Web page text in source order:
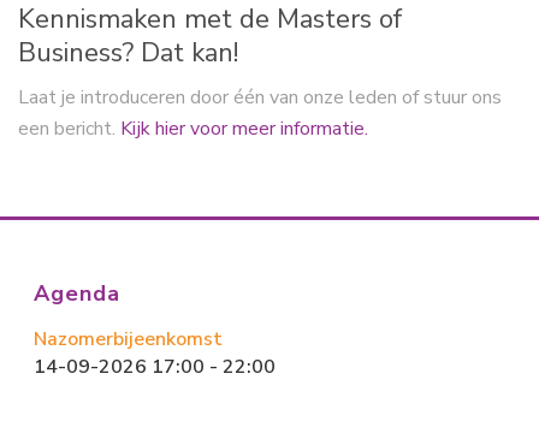
Kennismaken met de Masters of
Business? Dat kan!
Laat je introduceren door één van onze leden of stuur ons
een bericht. Kijk hier voor meer informatie.
Agenda
Nazomerbijeenkomst
14-09-2026 17:00 - 22:00